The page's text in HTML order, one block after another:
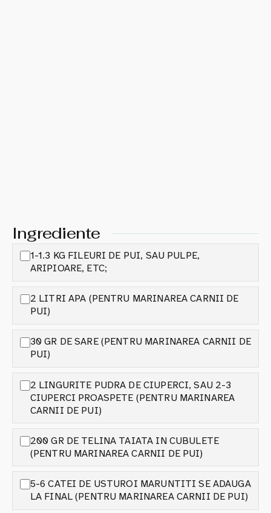
Ingrediente
1-1.3 KG FILEURI DE PUI, SAU PULPE,
ARIPIOARE, ETC;
2 LITRI APA (PENTRU MARINAREA CARNII DE
PUI)
30 GR DE SARE (PENTRU MARINAREA CARNII DE
PUI)
2 LINGURITE PUDRA DE CIUPERCI, SAU 2-3
CIUPERCI PROASPETE (PENTRU MARINAREA
CARNII DE PUI)
200 GR DE TELINA TAIATA IN CUBULETE
(PENTRU MARINAREA CARNII DE PUI)
5-6 CATEI DE USTUROI MARUNTITI SE ADAUGA
LA FINAL (PENTRU MARINAREA CARNII DE PUI)